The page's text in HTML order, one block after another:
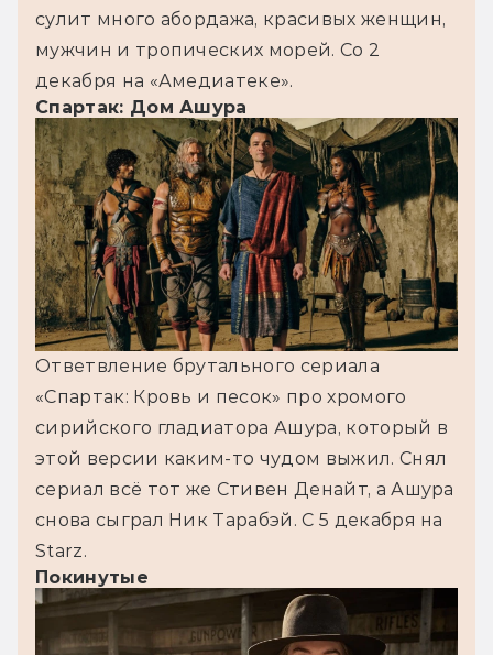
сулит много абордажа, красивых женщин,
мужчин и тропических морей. Со 2
декабря на «Амедиатеке».
Спартак: Дом Ашура
Ответвление брутального сериала
«Спартак: Кровь и песок» про хромого
сирийского гладиатора Ашура, который в
этой версии каким-то чудом выжил. Снял
сериал всё тот же Стивен Денайт, а Ашура
снова сыграл Ник Тарабэй. С 5 декабря на
Starz.
Покинутые